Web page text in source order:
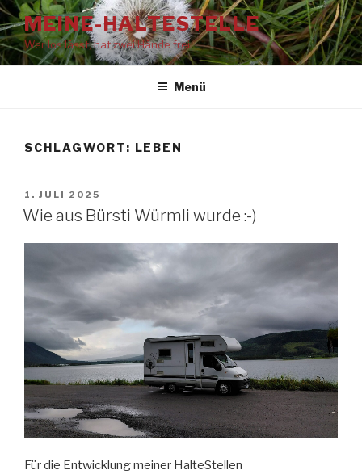
Zum
Inhalt
springen
MEINE-HALTESTELLE
Wer los lässt, hat zwei Hände frei
Menü
SCHLAGWORT: LEBEN
VERÖFFENTLICHT
AM
1. JULI 2025
Wie aus Bürsti Würmli wurde :-)
Für die Entwicklung meiner HalteStellen